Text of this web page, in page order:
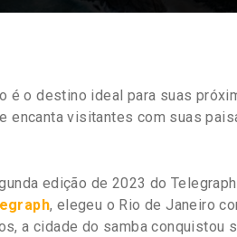
é o destino ideal para suas
encanta visitantes com suas
edição de 2023 do
, elegeu o Rio de Janeiro
a cidade do samba conquistou